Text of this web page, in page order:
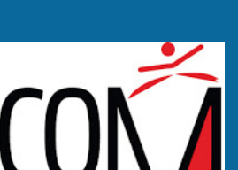
quanto succede a Marsiglia è
narcomafiosa perché
con la Corsica, Genova, Livorno e
con le periferie milanesi. Secondo il
dei principali scali del narcotraffico dal
e Cile. Marsiglia è una città